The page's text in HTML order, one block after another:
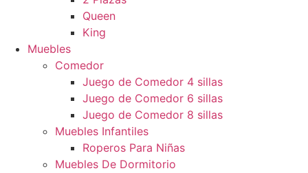
Queen
King
Muebles
Comedor
Juego de Comedor 4 sillas
Juego de Comedor 6 sillas
Juego de Comedor 8 sillas
Muebles Infantiles
Roperos Para Niñas
Muebles De Dormitorio